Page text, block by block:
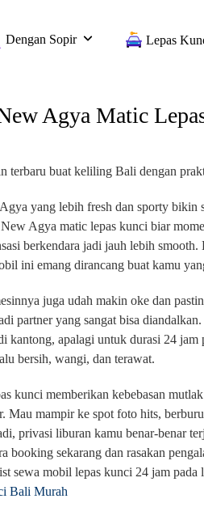
Dengan Sopir Lepas
Agya Matic
terbaru buat keliling Bali dengan
yang lebih fresh dan sporty bikin
Agya matic lepas kunci biar
berkendara jadi jauh lebih
ini emang dirancang buat kamu
juga udah makin oke dan
partner yang sangat bisa
kantong, apalagi untuk durasi 24
bersih, wangi, dan terawat.
kunci memberikan kebebasan
Mau mampir ke spot foto hits,
privasi liburan kamu benar-benar
booking sekarang dan rasakan
sewa mobil lepas kunci 24 jam
Bali Murah